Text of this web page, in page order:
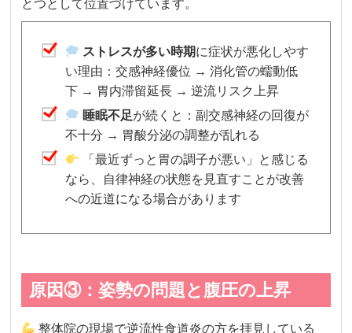
とつとして位置づけています。
ストレスが多い時期に症状が悪化しやす
い理由：交感神経優位 → 消化管の蠕動低
下 → 胃内滞留延長 → 逆流リスク上昇
睡眠不足が続くと：副交感神経の回復が
不十分 → 胃酸分泌の調整が乱れる
「最近ずっと胃の調子が悪い」と感じる
なら、自律神経の状態を見直すことが改善
への近道になる場合があります
原因③：姿勢の問題と腹圧の上昇
整体院の現場で逆流性食道炎の方を拝見している